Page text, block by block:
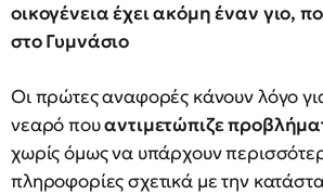
οικογένεια έχει ακόμη έναν γιο,
στο Γυμνάσιο
Οι πρώτες αναφορές κάνουν λόγο
νεαρό πουαντιμετώπιζε
χωρίς όμως να υπάρχουν
πληροφορίες σχετικά με την